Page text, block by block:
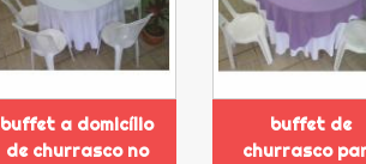
buffet a domicílio
de churrasco no
buffet de
churrasco